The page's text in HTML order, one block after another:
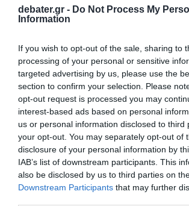
debater.gr - Do Not Process My
Information
If you wish to opt-out of the sale, sharing to
processing of your personal or sensitive
targeted advertising by us, please use the
section to confirm your selection. Please
opt-out request is processed you may
interest-based ads based on personal
us or personal information disclosed to third
your opt-out. You may separately opt-out of
disclosure of your personal information by
IAB’s list of downstream participants. This
also be disclosed by us to third parties on
Downstream Participants that may further
γεννήσει σε παραλία της
προειδοποίηση των κατοίκων
Τροχαίο στον Κηφισό –
στο ρεύμα προς Πειραιά
Μητσοτάκης: “Η ενίσχυση της
παραγωγικής βάσης
προτεραιότητα για μία πιο
εξωστρεφή και ανθεκτική
οικονομία”
“Ελευθέριος Βενιζέλος”:
37χρονος με 4 μαχαίρια και